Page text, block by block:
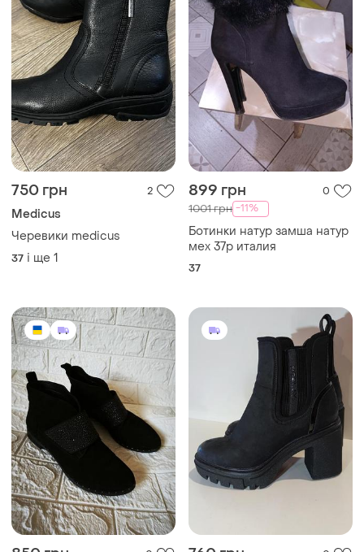
750 грн 2
Medicus
Черевики medicus
37 і ще 1
899 грн 0
1001 грн -11%
Ботинки натур замша натур
мех 37р италия
37